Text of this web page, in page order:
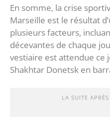
En somme, la crise
Marseille est le résultat
plusieurs facteurs,
décevantes de chaque
vestiaire est attendue ce
Shakhtar Donetsk en
LA SUITE